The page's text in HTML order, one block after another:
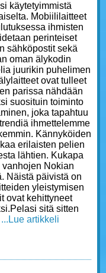
käytetyimmistä
Mobiililaitteet
ihmisten
perinteiset
sähköpostit sekä
oman älykodin
juurikin puhelimen
ovat tulleet
parissa nähdään
suosituin toiminto
joka tapahtuu
ihmettelemme
Kännyköiden
erilaisten pelien
lähtien. Kukapa
Nokian
Näistä päivistä on
yleistymisen
ovat kehittyneet
sitä sitten
...Lue artikkeli